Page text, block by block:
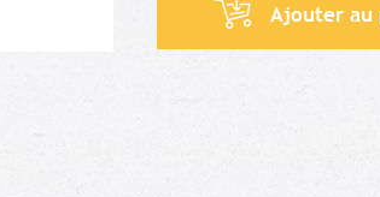
Ajouter au